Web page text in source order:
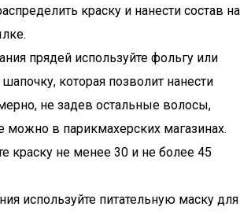
краску и нанести состав на
прядей используйте фольгу или
которая позволит нанести
не задев остальные волосы,
можно в парикмахерских магазинах.
краску не менее 30 и не более 45
используйте питательную маску для